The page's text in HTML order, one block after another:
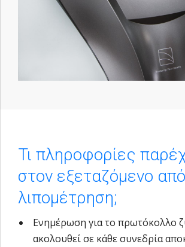
Τι πληροφορίες
στον εξεταζόμενο
λιπομέτρηση;
Ενημέρωση για το πρωτόκολλο
ακολουθεί σε κάθε συνεδρία